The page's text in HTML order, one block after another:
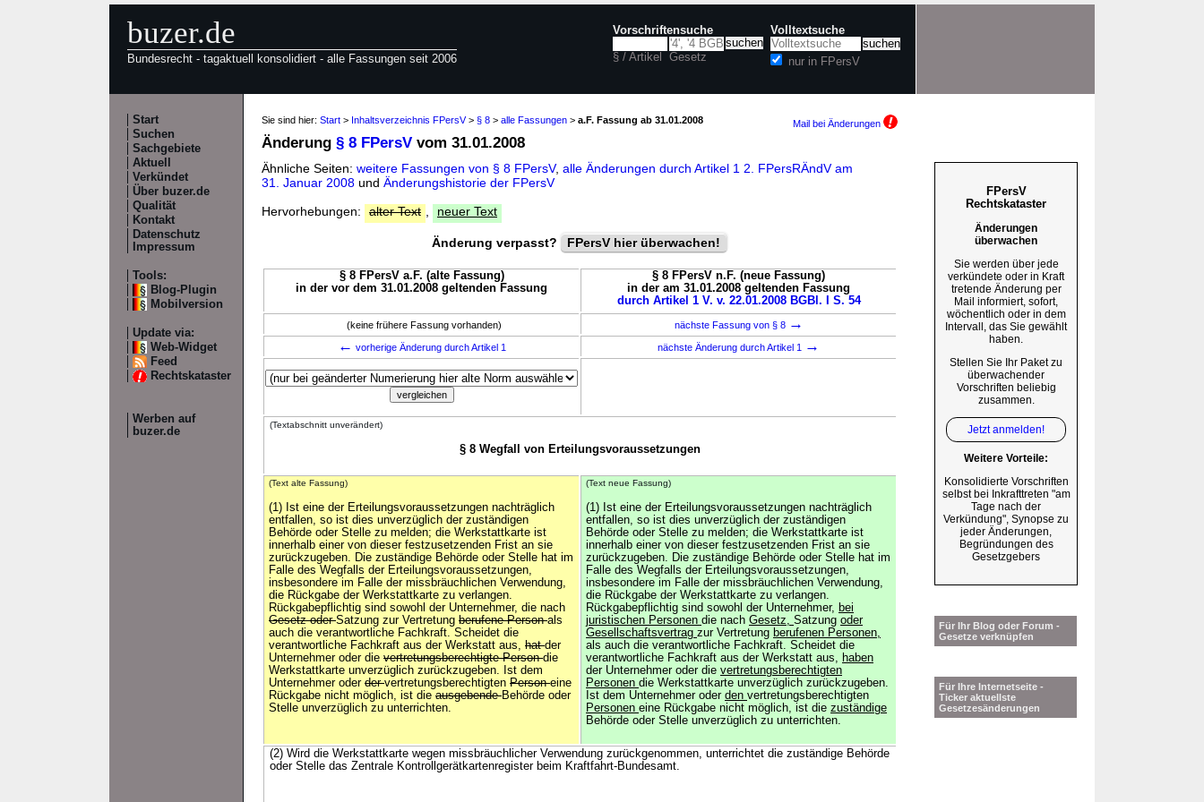
buzer.de
Bundesrecht - tagaktuell konsolidiert - alle Fassungen seit 2006
Vorschriftensuche
§ / Artikel Gesetz
Volltextsuche
nur in FPersV
Start
Suchen
Sachgebiete
Aktuell
Verkündet
Über buzer.de
Qualität
Kontakt
Datenschutz
Impressum
Tools:
Blog-Plugin
Mobilversion
Update via:
Web-Widget
Feed
Rechtskataster
Werben auf
buzer.de
Sie sind hier: Start > Inhaltsverzeichnis FPersV> § 8 > alle Fassungen > a.F. Fassung ab 31.01.2008 Mail bei Änderungen
Änderung § 8 FPersV vom 31.01.2008
Ähnliche Seiten: weitere Fassungen von § 8 FPersV, alle Änderungen durch Artikel 1 2. FPersRÄndV am
31. Januar 2008 und Änderungshistorie der FPersV
Hervorhebungen:
alter Text neuer Text
Änderung verpasst? FPersV hier überwachen!
§ 8 FPersV a.F. (alte Fassung)
in der vor dem 31.01.2008 geltenden Fassung
§ 8 FPersV n.F. (neue Fassung)
in der am 31.01.2008 geltenden Fassung
durch Artikel 1 V. v. 22.01.2008 BGBl. I S. 54
(keine frühere Fassung vorhanden) nächste Fassung von § 8 →
← vorherige Änderung durch Artikel 1 nächste Änderung durch Artikel 1 →
(Textabschnitt unverändert)
§ 8 Wegfall von Erteilungsvoraussetzungen
(Text alte Fassung)
(1) Ist eine der Erteilungsvoraussetzungen nachträglich
entfallen, so ist dies unverzüglich der zuständigen
Behörde oder Stelle zu melden; die Werkstattkarte ist
innerhalb einer von dieser festzusetzenden Frist an sie
zurückzugeben. Die zuständige Behörde oder Stelle hat im
Falle des Wegfalls der Erteilungsvoraussetzungen,
insbesondere im Falle der missbräuchlichen Verwendung,
die Rückgabe der Werkstattkarte zu verlangen.
Rückgabepflichtig sind sowohl der Unternehmer, die nach
Gesetz oderSatzung zur Vertretung berufene Personals
auch die verantwortliche Fachkraft. Scheidet die
verantwortliche Fachkraft aus der Werkstatt aus, hatder
Unternehmer oder die vertretungsberechtigte Persondie
Werkstattkarte unverzüglich zurückzugeben. Ist dem
Unternehmer oder dervertretungsberechtigten Personeine
Rückgabe nicht möglich, ist die ausgebendeBehörde oder
Stelle unverzüglich zu unterrichten.
(Text neue Fassung)
(1) Ist eine der Erteilungsvoraussetzungen nachträglich
entfallen, so ist dies unverzüglich der zuständigen
Behörde oder Stelle zu melden; die Werkstattkarte ist
innerhalb einer von dieser festzusetzenden Frist an sie
zurückzugeben. Die zuständige Behörde oder Stelle hat im
Falle des Wegfalls der Erteilungsvoraussetzungen,
insbesondere im Falle der missbräuchlichen Verwendung,
die Rückgabe der Werkstattkarte zu verlangen.
Rückgabepflichtig sind sowohl der Unternehmer, bei
juristischen Personen die nach Gesetz, Satzung oder
Gesellschaftsvertrag zur Vertretung berufenen Personen,
als auch die verantwortliche Fachkraft. Scheidet die
verantwortliche Fachkraft aus der Werkstatt aus, haben
der Unternehmer oder die vertretungsberechtigten
Personen die Werkstattkarte unverzüglich zurückzugeben.
Ist dem Unternehmer oder den vertretungsberechtigten
Personen eine Rückgabe nicht möglich, ist die zuständige
Behörde oder Stelle unverzüglich zu unterrichten.
(2) Wird die Werkstattkarte wegen missbräuchlicher Verwendung zurückgenommen, unterrichtet die zuständige Behörde
oder Stelle das Zentrale Kontrollgerätkartenregister beim Kraftfahrt-Bundesamt.
FPersV
Rechtskataster
Änderungen
überwachen
Sie werden über jede
verkündete oder in Kraft
tretende Änderung per
Mail informiert, sofort,
wöchentlich oder in dem
Intervall, das Sie gewählt
haben.
Stellen Sie Ihr Paket zu
überwachender
Vorschriften beliebig
zusammen.
Jetzt anmelden!
Weitere Vorteile:
Konsolidierte Vorschriften
selbst bei Inkrafttreten "am
Tage nach der
Verkündung", Synopse zu
jeder Änderungen,
Begründungen des
Gesetzgebers
Für Ihr Blog oder Forum -
Gesetze verknüpfen
Für Ihre Internetseite -
Ticker aktuellste
Gesetzesänderungen